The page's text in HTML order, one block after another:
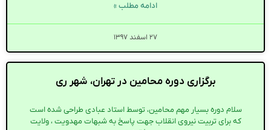
ادامه مطلب »
۲۷ اسفند ۱۳۹۷
برگزاری دوره محامین در تهران، شهر ری
سلام دوره بسیار مهم محامین، توسط استاد عبادی طراحی شده است
که برای تربیت نیروی انقلاب جهت پاسخ به شبهات مهدویت ، ولایت